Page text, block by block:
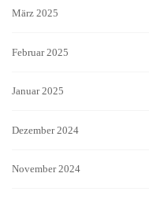
März 2025
Februar 2025
Januar 2025
Dezember 2024
November 2024